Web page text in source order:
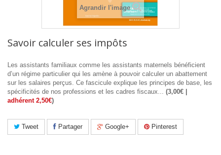
Agrandir l'image
Savoir calculer ses impôts
Les assistants familiaux comme les assistants maternels bénéficient
d’un régime particulier qui les amène à pouvoir calculer un abattement
sur les salaires perçus. Ce fascicule explique les principes de base, les
spécificités de nos professions et les cadres fiscaux... (3,00€ |
adhérent 2,50€)
Tweet Partager Google+ Pinterest